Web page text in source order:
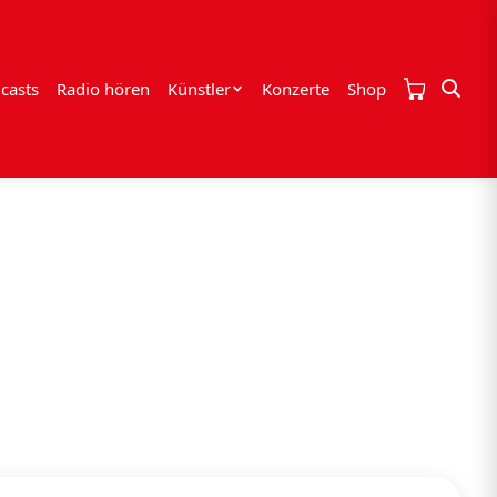
Radio hören Künstler Konzerte Shop